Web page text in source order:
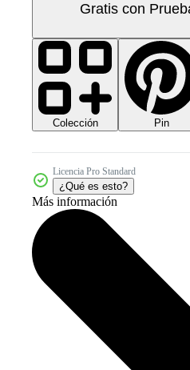
Gratis con
Colección Pin
Licencia Pro Standard
¿Qué es esto?
Más información